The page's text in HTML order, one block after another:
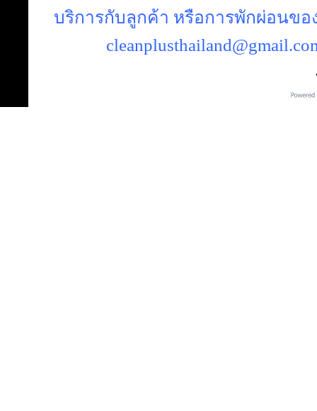
บริการกับลูกค้า หรือการพักผ่อนข